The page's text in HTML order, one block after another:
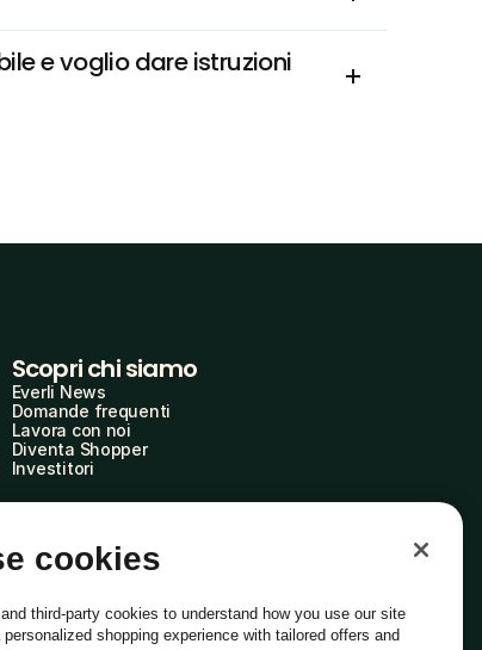
e voglio dare istruzioni
Scopri chi siamo
Everli News
Domande frequenti
Lavora con noi
Diventa Shopper
Investitori
cookies
third-party cookies to understand how you use our site
shopping experience with tailored offers and